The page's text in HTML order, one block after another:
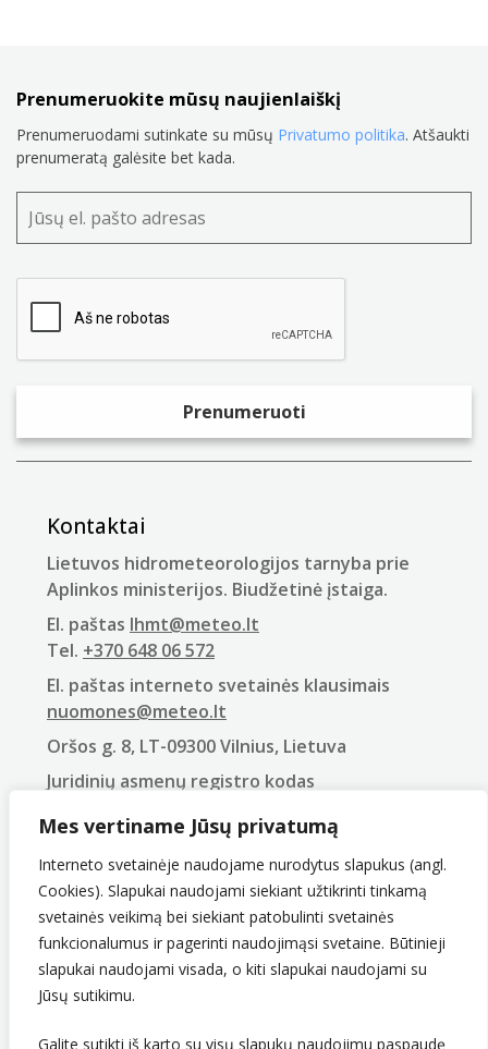
Mes vertiname Jūsų privatumą
Interneto svetainėje naudojame nurodytus slapukus (angl.
Cookies). Slapukai naudojami siekiant užtikrinti tinkamą
svetainės veikimą bei siekiant patobulinti svetainės
funkcionalumus ir pagerinti naudojimąsi svetaine. Būtinieji
slapukai naudojami visada, o kiti slapukai naudojami su
Jūsų sutikimu.
Galite sutikti iš karto su visų slapukų naudojimu paspaudę
Prenumeruokite mūsų naujienlaiškį
Prenumeruodami sutinkate su mūsų Privatumo politika. Atšaukti
prenumeratą galėsite bet kada.
Kontaktai
Lietuvos hidrometeorologijos tarnyba prie
Aplinkos ministerijos. Biudžetinė įstaiga.
El. paštas lhmt@meteo.lt
Tel. +370 648 06 572
El. paštas interneto svetainės klausimais
nuomones@meteo.lt
Oršos g. 8, LT-09300 Vilnius, Lietuva
Juridinių asmenų registro kodas
PVM mokėtojo kodas
LT907432416